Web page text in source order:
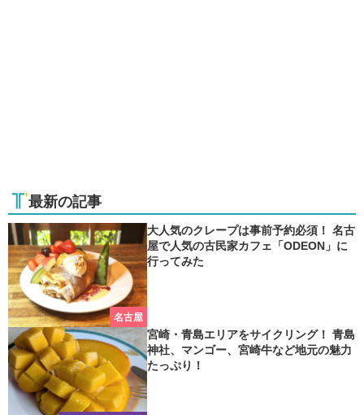
最新の記事
名古屋
大人気のクレープは事前予約必須！ 名古
屋で人気の古民家カフェ「ODEON」に
行ってみた
宮崎・青島エリアをサイクリング！ 青島
神社、マンゴー、宮崎牛など地元の魅力
たっぷり！